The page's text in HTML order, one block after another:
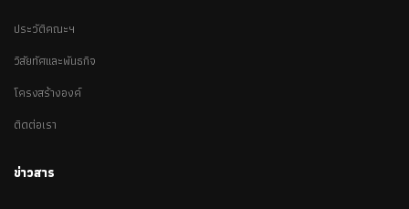
ประวัติคณะฯ
วิสัยทัศและพันธกิจ
โครงสร้างองค์
ติดต่อเรา
ข่าวสาร